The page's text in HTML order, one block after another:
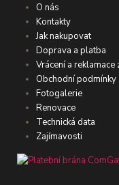
O nás
Kontakty
Jak nakupovat
Doprava a platba
Vrácení a reklamace
Obchodní podmínky
Fotogalerie
Renovace
Technická data
Zajímavosti